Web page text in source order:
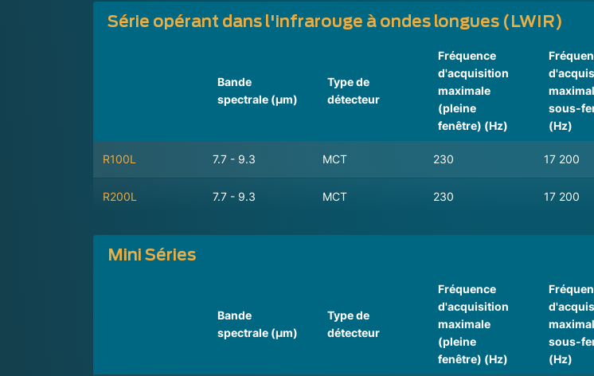
Série opérant dans l'infrarouge à ondes longues (LWIR)
Bande
spectrale (µm)
Type de
détecteur
Fréquence
d'acquisition
maximale
(pleine
fenêtre) (Hz)
sous-
(Hz)
R100L 7.7 - 9.3 MCT 230 17 200
R200L 7.7 - 9.3 MCT 230 17 200
Mini Séries
Bande
spectrale (µm)
Type de
détecteur
Fréquence
d'acquisition
maximale
(pleine
fenêtre) (Hz)
sous-
(Hz)